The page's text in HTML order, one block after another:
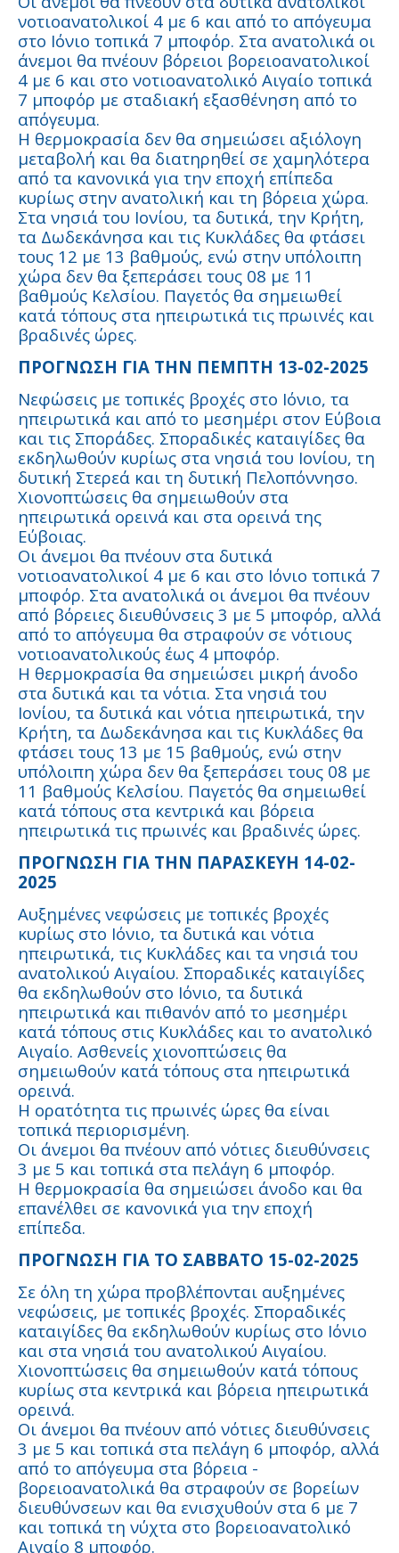
νοτιοανατολικοί 4 με 6 και από το απόγευμα
στο Ιόνιο τοπικά 7 μποφόρ. Στα ανατολικά οι
άνεμοι θα πνέουν βόρειοι βορειοανατολικοί
4 με 6 και στο νοτιοανατολικό Αιγαίο τοπικά
7 μποφόρ με σταδιακή εξασθένηση από το
απόγευμα.
Η θερμοκρασία δεν θα σημειώσει αξιόλογη
μεταβολή και θα διατηρηθεί σε χαμηλότερα
από τα κανονικά για την εποχή επίπεδα
κυρίως στην ανατολική και τη βόρεια χώρα.
Στα νησιά του Ιονίου, τα δυτικά, την Κρήτη,
τα Δωδεκάνησα και τις Κυκλάδες θα φτάσει
τους 12 με 13 βαθμούς, ενώ στην υπόλοιπη
χώρα δεν θα ξεπεράσει τους 08 με 11
βαθμούς Κελσίου. Παγετός θα σημειωθεί
κατά τόπους στα ηπειρωτικά τις πρωινές και
βραδινές ώρες.
ΠΡΟΓΝΩΣΗ ΓΙΑ ΤΗΝ ΠΕΜΠΤΗ 13-02-2025
Νεφώσεις με τοπικές βροχές στο Ιόνιο, τα
ηπειρωτικά και από το μεσημέρι στον Εύβοια
και τις Σποράδες. Σποραδικές καταιγίδες θα
εκδηλωθούν κυρίως στα νησιά του Ιονίου, τη
δυτική Στερεά και τη δυτική Πελοπόννησο.
Χιονοπτώσεις θα σημειωθούν στα
ηπειρωτικά ορεινά και στα ορεινά της
Εύβοιας.
Οι άνεμοι θα πνέουν στα δυτικά
νοτιοανατολικοί 4 με 6 και στο Ιόνιο τοπικά 7
μποφόρ. Στα ανατολικά οι άνεμοι θα πνέουν
από βόρειες διευθύνσεις 3 με 5 μποφόρ, αλλά
από το απόγευμα θα στραφούν σε νότιους
νοτιοανατολικούς έως 4 μποφόρ.
Η θερμοκρασία θα σημειώσει μικρή άνοδο
στα δυτικά και τα νότια. Στα νησιά του
Ιονίου, τα δυτικά και νότια ηπειρωτικά, την
Κρήτη, τα Δωδεκάνησα και τις Κυκλάδες θα
φτάσει τους 13 με 15 βαθμούς, ενώ στην
υπόλοιπη χώρα δεν θα ξεπεράσει τους 08 με
11 βαθμούς Κελσίου. Παγετός θα σημειωθεί
κατά τόπους στα κεντρικά και βόρεια
ηπειρωτικά τις πρωινές και βραδινές ώρες.
ΠΡΟΓΝΩΣΗ ΓΙΑ ΤΗΝ ΠΑΡΑΣΚΕΥΗ 14-02-
2025
Αυξημένες νεφώσεις με τοπικές βροχές
κυρίως στο Ιόνιο, τα δυτικά και νότια
ηπειρωτικά, τις Κυκλάδες και τα νησιά του
ανατολικού Αιγαίου. Σποραδικές καταιγίδες
θα εκδηλωθούν στο Ιόνιο, τα δυτικά
ηπειρωτικά και πιθανόν από το μεσημέρι
κατά τόπους στις Κυκλάδες και το ανατολικό
Αιγαίο. Ασθενείς χιονοπτώσεις θα
σημειωθούν κατά τόπους στα ηπειρωτικά
ορεινά.
Η ορατότητα τις πρωινές ώρες θα είναι
τοπικά περιορισμένη.
Οι άνεμοι θα πνέουν από νότιες διευθύνσεις
3 με 5 και τοπικά στα πελάγη 6 μποφόρ.
Η θερμοκρασία θα σημειώσει άνοδο και θα
επανέλθει σε κανονικά για την εποχή
επίπεδα.
ΠΡΟΓΝΩΣΗ ΓΙΑ ΤΟ ΣΑΒΒΑΤΟ 15-02-2025
Σε όλη τη χώρα προβλέπονται αυξημένες
νεφώσεις, με τοπικές βροχές. Σποραδικές
καταιγίδες θα εκδηλωθούν κυρίως στο Ιόνιο
και στα νησιά του ανατολικού Αιγαίου.
Χιονοπτώσεις θα σημειωθούν κατά τόπους
κυρίως στα κεντρικά και βόρεια ηπειρωτικά
ορεινά.
Οι άνεμοι θα πνέουν από νότιες διευθύνσεις
3 με 5 και τοπικά στα πελάγη 6 μποφόρ, αλλά
από το απόγευμα στα βόρεια -
βορειοανατολικά θα στραφούν σε βορείων
διευθύνσεων και θα ενισχυθούν στα 6 με 7
και τοπικά τη νύχτα στο βορειοανατολικό
Αιγαίο 8 μποφόρ.